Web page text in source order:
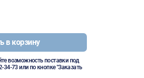
в корзину
возможность поставки под
34-73 или по кнопке "Заказать